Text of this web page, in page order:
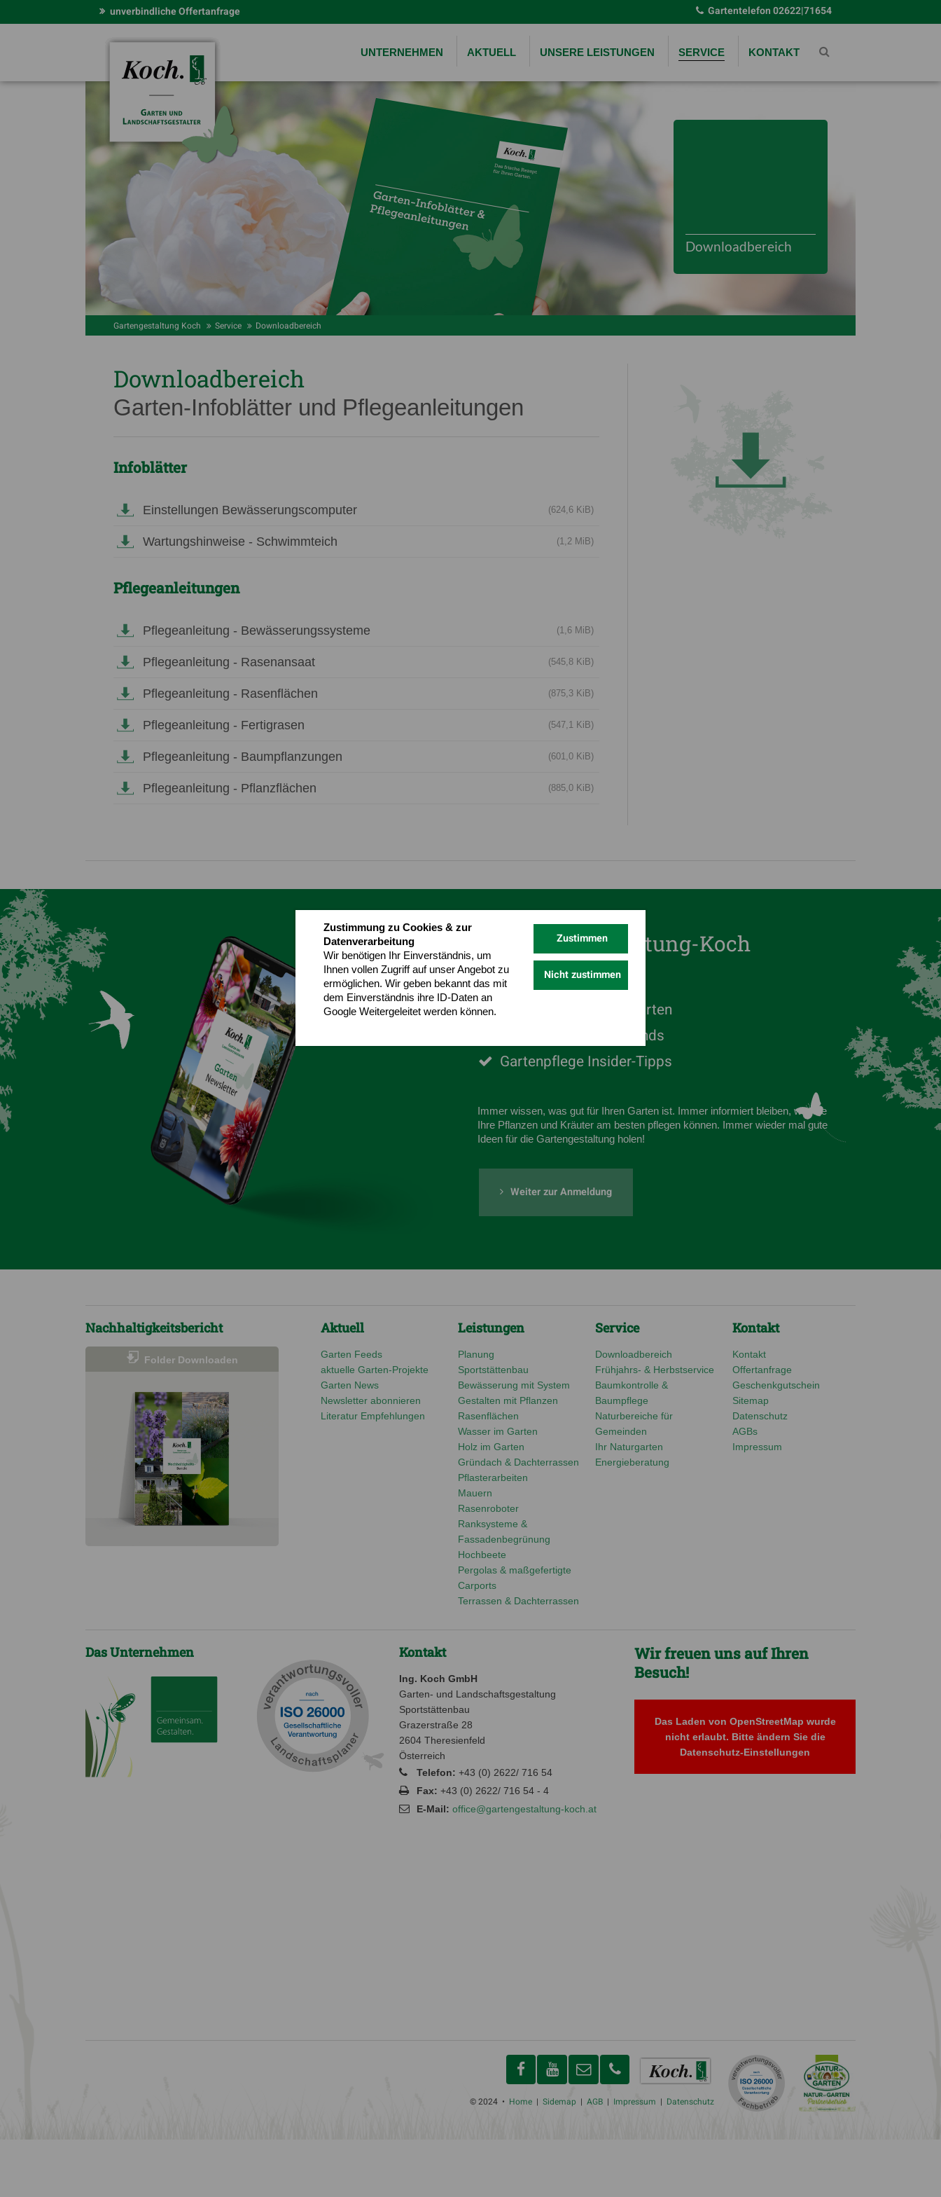
unverbindliche Offertanfrage Gartentelefon02622|71654
UNTERNEHMEN AKTUELL UNSERE LEISTUNGEN SERVICE KONTAKT
Downloadbereich
Gartengestaltung Koch Service Downloadbereich
Downloadbereich
Garten-Infoblätter und Pflegeanleitungen
Infoblätter
Einstellungen Bewässerungscomputer (624,6 KiB)
Wartungshinweise - Schwimmteich (1,2 MiB)
Pflegeanleitungen
Pflegeanleitung - Bewässerungssysteme (1,6 MiB)
Pflegeanleitung - Rasenansaat (545,8 KiB)
Pflegeanleitung - Rasenflächen (875,3 KiB)
Pflegeanleitung - Fertigrasen (547,1 KiB)
Pflegeanleitung - Baumpflanzungen (601,0 KiB)
Pflegeanleitung - Pflanzflächen (885,0 KiB)
Der Gartengestaltung-Koch
Newsletter
Inspiration für Ihren Garten
Einzigartige Gartentrends
Gartenpflege Insider-Tipps
Immer wissen, was gut für Ihren Garten ist. Immer informiert bleiben, wie Sie
Ihre Pflanzen und Kräuter am besten pflegen können. Immer wieder mal gute
Ideen für die Gartengestaltung holen!
Weiter zur Anmeldung
Nachhaltigkeitsbericht
Folder Downloaden
Aktuell
Garten Feeds
aktuelle Garten-Projekte
Garten News
Newsletter abonnieren
Literatur Empfehlungen
Leistungen
Planung
Sportstättenbau
Bewässerung mit System
Gestalten mit Pflanzen
Rasenflächen
Wasser im Garten
Holz im Garten
Gründach & Dachterrassen
Pflasterarbeiten
Mauern
Rasenroboter
Ranksysteme &
Fassadenbegrünung
Hochbeete
Pergolas & maßgefertigte
Carports
Terrassen & Dachterrassen
Service
Downloadbereich
Frühjahrs- & Herbstservice
Baumkontrolle &
Baumpflege
Naturbereiche für
Gemeinden
Ihr Naturgarten
Energieberatung
Kontakt
Kontakt
Offertanfrage
Geschenkgutschein
Sitemap
Datenschutz
AGBs
Impressum
Das Unternehmen Kontakt
Ing. Koch GmbH
Garten- und Landschaftsgestaltung
Sportstättenbau
Grazerstraße 28
2604 Theresienfeld
Österreich
Telefon: +43 (0) 2622/ 716 54
Fax: +43 (0) 2622/ 716 54 - 4
E-Mail: office@gartengestaltung-koch.at
Wir freuen uns auf Ihren
Besuch!
Das Laden von OpenStreetMap wurde
nicht erlaubt. Bitte ändern Sie die
Datenschutz-Einstellungen
© 2024 • Home |Sidemap |AGB | Impressum | Datenschutz
Zustimmung zu Cookies & zur
Datenverarbeitung
Wir benötigen Ihr Einverständnis, um
Ihnen vollen Zugriff auf unser Angebot zu
ermöglichen. Wir geben bekannt das mit
dem Einverständnis ihre ID-Daten an
Google Weitergeleitet werden können.
Zustimmen
Nicht zustimmen